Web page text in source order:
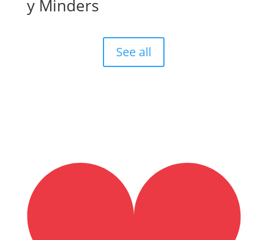
y Minders
See all